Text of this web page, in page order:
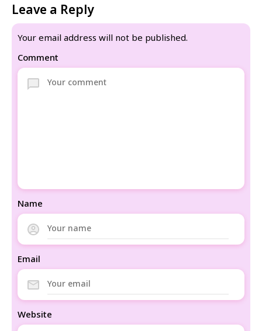
Leave a Reply
Your email address will not be published.
Comment
Name
Email
Website